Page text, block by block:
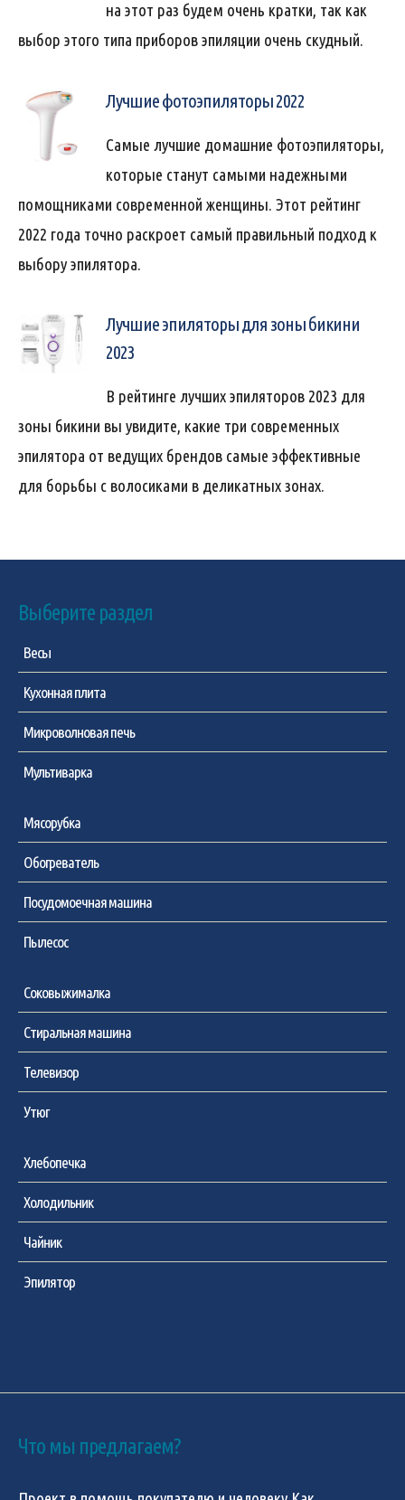
на этот раз будем очень кратки, так как
выбор этого типа приборов эпиляции очень скудный.
Лучшие фотоэпиляторы 2022
Самые лучшие домашние фотоэпиляторы,
которые станут самыми надежными
помощниками современной женщины. Этот рейтинг
2022 года точно раскроет самый правильный подход к
выбору эпилятора.
Лучшие эпиляторы для зоны бикини
2023
В рейтинге лучших эпиляторов 2023 для
зоны бикини вы увидите, какие три современных
эпилятора от ведущих брендов самые эффективные
для борьбы с волосиками в деликатных зонах.
Выберите раздел
Весы
Кухонная плита
Микроволновая печь
Мультиварка
Мясорубка
Обогреватель
Посудомоечная машина
Пылесос
Соковыжималка
Стиральная машина
Телевизор
Утюг
Хлебопечка
Холодильник
Чайник
Эпилятор
Что мы предлагаем?